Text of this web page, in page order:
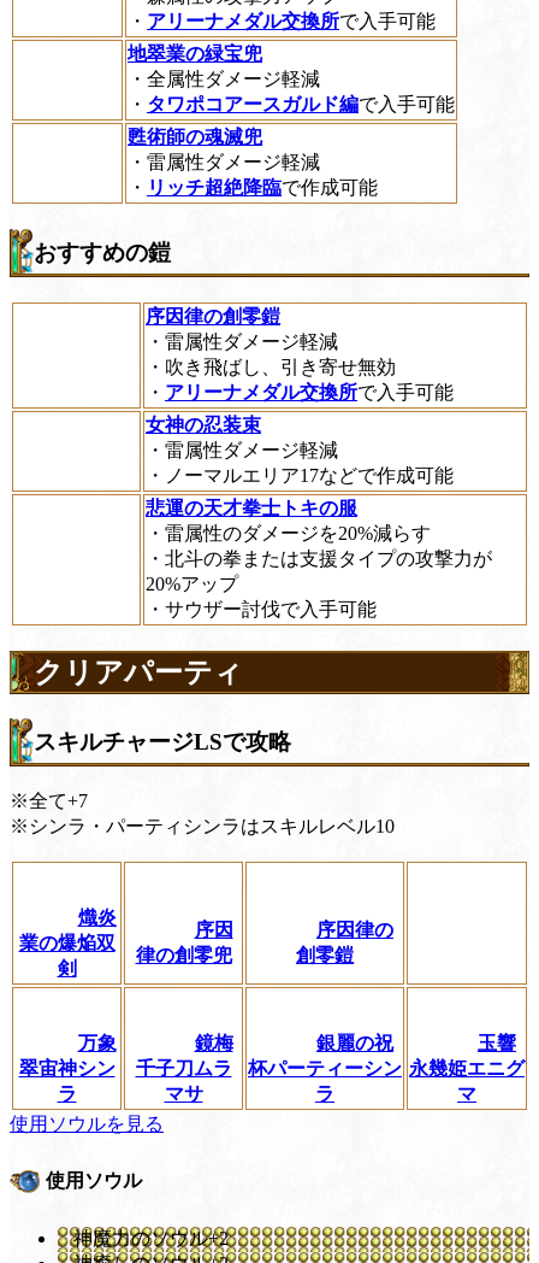
・ アリーナメダル交換所で入手可能
地翠業の緑宝兜
・全属性ダメージ軽減
・ タワポコアースガルド編で入手可能
甦術師の魂滅兜
・雷属性ダメージ軽減
・ リッチ超絶降臨で作成可能
おすすめの鎧
序因律の創零鎧
・雷属性ダメージ軽減
・吹き飛ばし、引き寄せ無効
・ アリーナメダル交換所で入手可能
女神の忍装束
・雷属性ダメージ軽減
・ノーマルエリア17などで作成可能
悲運の天才拳士トキの服
・雷属性のダメージを20%減らす
・北斗の拳または支援タイプの攻撃力が
20%アップ
・サウザー討伐で入手可能
クリアパーティ
スキルチャージLSで攻略
※全て+7
※シンラ・パーティシンラはスキルレベル10
熾炎
業の爆焔双
剣
序因
律の創零兜
序因律の
創零鎧
万象
翠宙神シン
ラ
鏡梅
千子刀ムラ
マサ
銀麗の祝
杯パーティーシン
ラ
玉響
永幾姫エニグ
マ
使用ソウルを見る
使用ソウル
神魔力のソウル+2